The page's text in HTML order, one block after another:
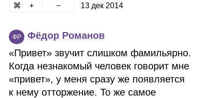
13 дек 2014
ФР
Фёдор Романов
«Привет» звучит слишком фамильярно.
Когда незнакомый человек говорит мне
«привет», у меня сразу же появляется
к нему отторжение. То же самое